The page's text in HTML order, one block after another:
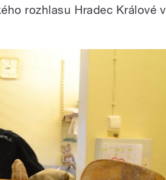
rozhlasu Hradec Králové v